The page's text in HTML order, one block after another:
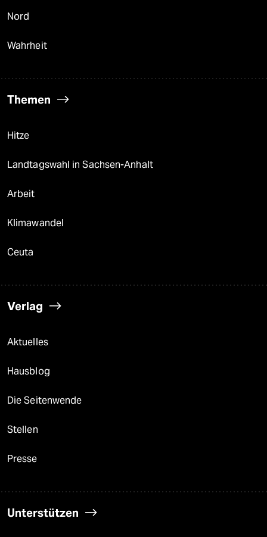
Nord
Wahrheit
Themen
Hitze
Landtagswahl in Sachsen-Anhalt
Arbeit
Klimawandel
Ceuta
Verlag
Aktuelles
Hausblog
Die Seitenwende
Stellen
Presse
Unterstützen